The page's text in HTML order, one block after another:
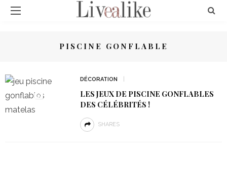
PISCINE GONFLABLE
DÉCORATION
LES JEUX DE PISCINE GONFLABLES
DES CÉLÉBRITÉS !
SHARES